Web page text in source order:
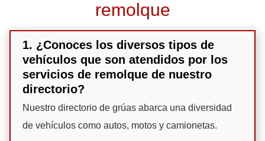
remolque
1. ¿Conoces los diversos tipos de
vehículos que son atendidos por los
servicios de remolque de nuestro
directorio?
Nuestro directorio de grúas abarca una diversidad
de vehículos como autos, motos y camionetas.